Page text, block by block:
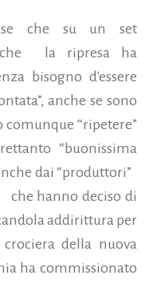
che su un set
che la ripresa ha
bisogno d'essere
anche se sono
“ripetere”
“buonissima
dai “produttori”
che hanno deciso di
addirittura per
della nuova
ha commissionato